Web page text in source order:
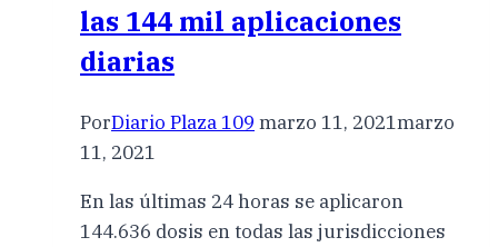
las 144 mil aplicaciones
diarias
PorDiario Plaza 109 marzo 11, 2021marzo
11, 2021
En las últimas 24 horas se aplicaron
144.636 dosis en todas las jurisdicciones